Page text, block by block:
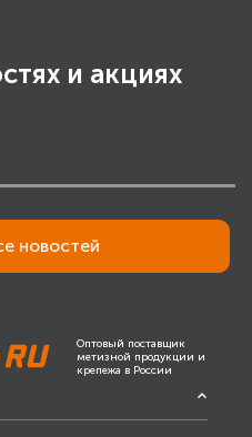
и акциях
новостей
Оптовый поставщик
метизной продукции и
крепежа в России